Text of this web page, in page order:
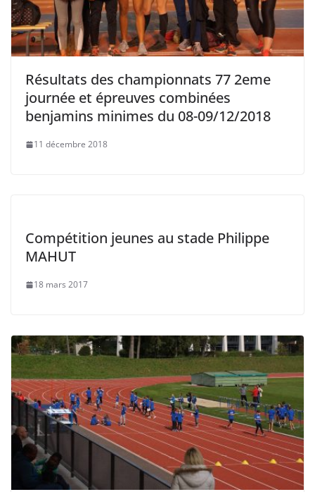
Résultats des championnats 77 2eme
journée et épreuves combinées
benjamins minimes du 08-09/12/2018
11 décembre 2018
Compétition jeunes au stade Philippe
MAHUT
18 mars 2017